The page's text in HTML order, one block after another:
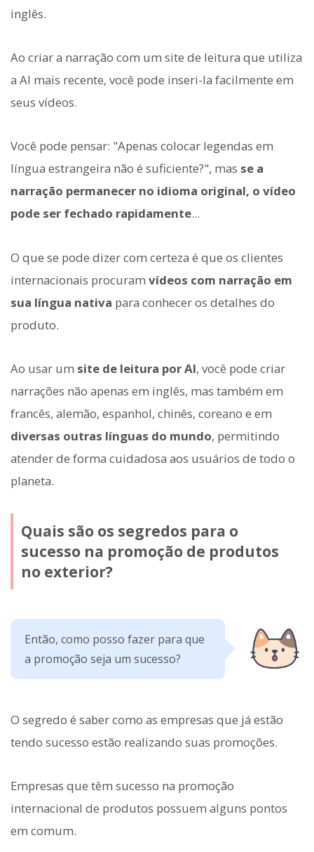
inglês.
Ao criar a narração com um site de leitura que utiliza
a AI mais recente, você pode inseri-la facilmente em
seus vídeos.
Você pode pensar: "Apenas colocar legendas em
língua estrangeira não é suficiente?", mas se a
narração permanecer no idioma original, o vídeo
pode ser fechado rapidamente...
O que se pode dizer com certeza é que os clientes
internacionais procuram vídeos com narração em
sua língua nativa para conhecer os detalhes do
produto.
Ao usar um site de leitura por AI, você pode criar
narrações não apenas em inglês, mas também em
francês, alemão, espanhol, chinês, coreano e em
diversas outras línguas do mundo, permitindo
atender de forma cuidadosa aos usuários de todo o
planeta.
Quais são os segredos para o
sucesso na promoção de produtos
no exterior?
Então, como posso fazer para que
a promoção seja um sucesso?
O segredo é saber como as empresas que já estão
tendo sucesso estão realizando suas promoções.
Empresas que têm sucesso na promoção
internacional de produtos possuem alguns pontos
em comum.